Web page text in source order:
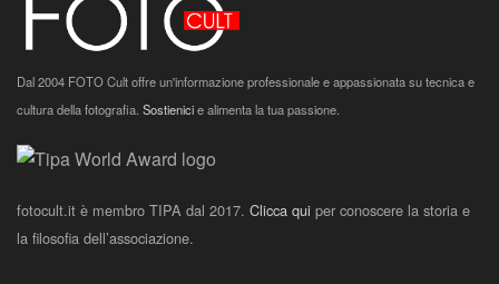
Dal 2004 FOTO Cult offre un'informazione professionale e appassionata su tecnica e
cultura della fotografia. Sostienicie alimenta la tua passione.
fotocult.it è membro TIPA dal 2017. Clicca qui per conoscere la storia e
la filosofia dell’associazione.